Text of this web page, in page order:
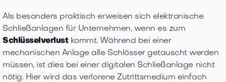
Als besonders praktisch erweisen sich elektronische
Schließanlagen für Unternehmen, wenn es zum
Schlüsselverlustkommt. Während bei einer
mechanischen Anlage alle Schlösser getauscht werden
müssen, ist dies bei einer digitalen Schließanlage nicht
nötig. Hier wird das verlorene Zutrittsmedium einfach